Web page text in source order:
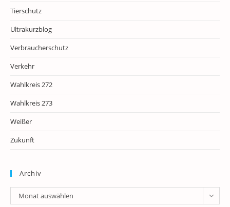
Tierschutz
Ultrakurzblog
Verbraucherschutz
Verkehr
Wahlkreis 272
Wahlkreis 273
Weißer
Zukunft
Archiv
Archiv
Monat auswählen